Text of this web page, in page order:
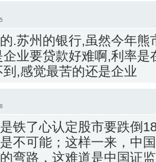
.苏州的银行,虽然今年熊
业要贷款好难啊,利率是
,感觉最苦的还是企业
铁了心认定股市要跌倒
不可能；这样一来，中
弯路，这难道是中国证